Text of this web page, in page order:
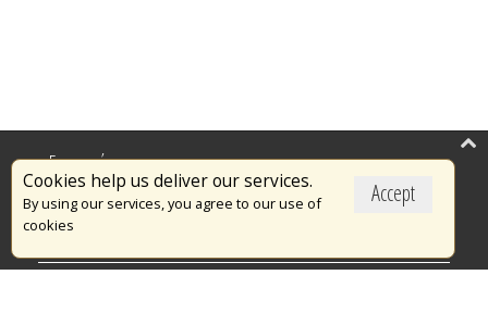
Accept
Cookies help us deliver our services.
By using our services, you agree to our use of
cookies
Επικαιρότητα
Το Πυροσβεστικό Σώμα